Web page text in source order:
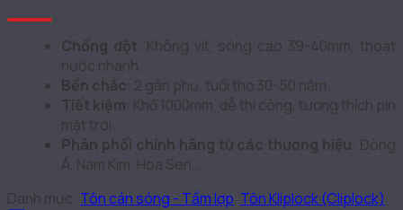
Chống dột: Không vít, sóng cao 39-40mm, thoát
nước nhanh.
Bền chắc: 2 gân phụ, tuổi thọ 30-50 năm.
Tiết kiệm: Khổ 1000mm, dễ thi công, tương thích pin
mặt trời.
Phân phối chính hãng từ các thương hiệu: Đông
Á, Nam Kim, Hoa Sen,…
Danh mục: Tôn cán sóng - Tấm lợp, Tôn Kliplock (Cliplock)